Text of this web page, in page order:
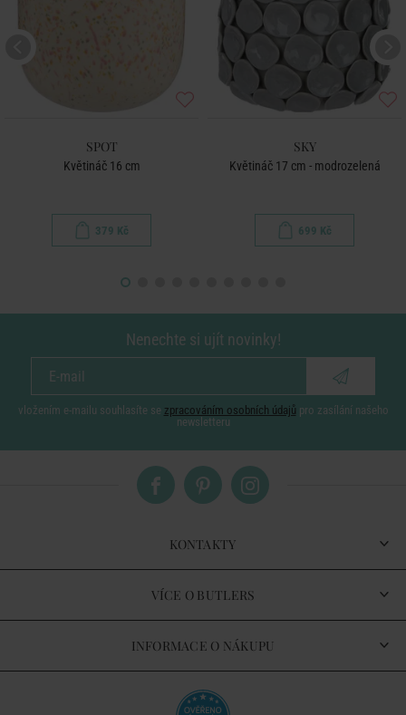
SPOT
Květináč 16 cm
379 Kč
SKY
Květináč 17 cm - modrozelená
699 Kč
Nenechte si ujít novinky!
vložením e-mailu souhlasíte se zpracováním osobních údajů pro zasílání našeho
newsletteru
KONTAKTY
VÍCE O BUTLERS
INFORMACE O NÁKUPU